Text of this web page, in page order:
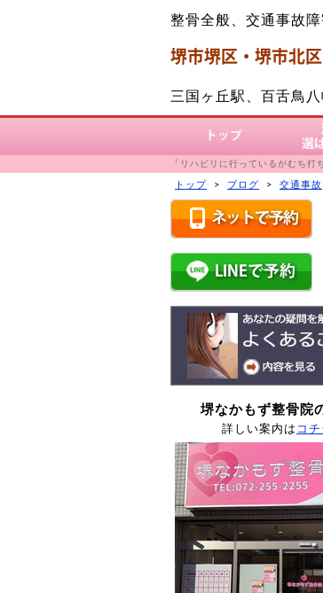
整骨全般、交通事故障
三国ヶ丘駅、百舌鳥
トップ 当院
「リハビリに行っているがむち打
トップ > ブログ > 交通事故
堺なかもず整骨院
詳しい案内は コ